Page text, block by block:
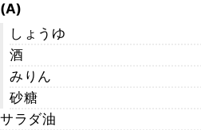
(A)
しょうゆ
酒
みりん
砂糖
サラダ油